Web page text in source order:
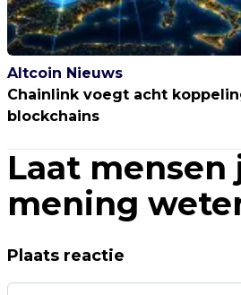
Altcoin Nieuws
Chainlink voegt acht
blockchains
Laat mensen
mening
Plaats reactie